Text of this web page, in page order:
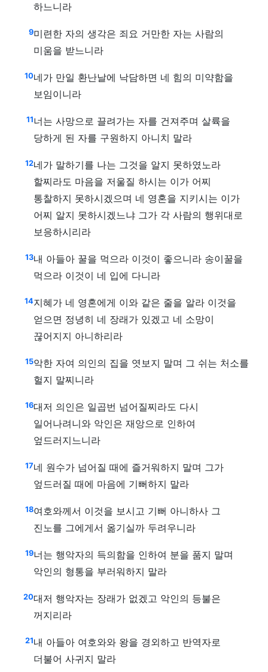
하느니라
9미련한 자의 생각은 죄요 거만한 자는 사람의
미움을 받느니라
10네가 만일 환난날에 낙담하면 네 힘의 미약함을
보임이니라
11너는 사망으로 끌려가는 자를 건져주며 살륙을
당하게 된 자를 구원하지 아니치 말라
12네가 말하기를 나는 그것을 알지 못하였노라
할찌라도 마음을 저울질 하시는 이가 어찌
통찰하지 못하시겠으며 네 영혼을 지키시는 이가
어찌 알지 못하시겠느냐 그가 각 사람의 행위대로
보응하시리라
13내 아들아 꿀을 먹으라 이것이 좋으니라 송이꿀을
먹으라 이것이 네 입에 다니라
14지혜가 네 영혼에게 이와 같은 줄을 알라 이것을
얻으면 정녕히 네 장래가 있겠고 네 소망이
끊어지지 아니하리라
15악한 자여 의인의 집을 엿보지 말며 그 쉬는 처소를
헐지 말찌니라
16대저 의인은 일곱번 넘어질찌라도 다시
일어나려니와 악인은 재앙으로 인하여
엎드러지느니라
17네 원수가 넘어질 때에 즐거워하지 말며 그가
엎드러질 때에 마음에 기뻐하지 말라
18여호와께서 이것을 보시고 기뻐 아니하사 그
진노를 그에게서 옮기실까 두려우니라
19너는 행악자의 득의함을 인하여 분을 품지 말며
악인의 형통을 부러워하지 말라
20대저 행악자는 장래가 없겠고 악인의 등불은
꺼지리라
21내 아들아 여호와와 왕을 경외하고 반역자로
더불어 사귀지 말라